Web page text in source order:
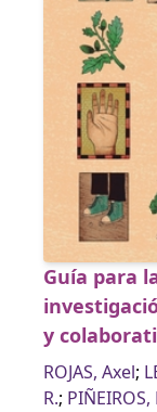
Guía para
y
ROJAS, Axel;
R.;